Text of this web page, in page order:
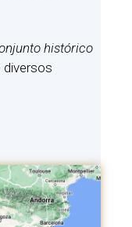
histórico
diversos